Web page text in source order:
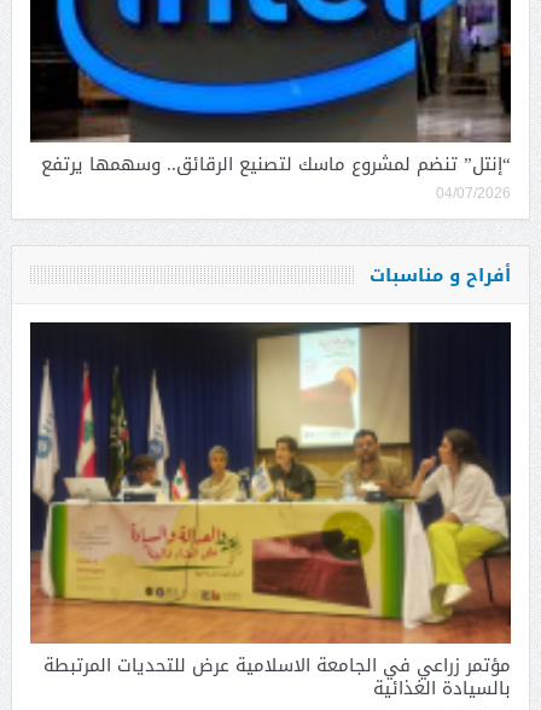
“إنتل” تنضم لمشروع ماسك لتصنيع الرقائق.. وسهمها يرتفع
04/07/2026
أفراح و مناسبات
مؤتمر زراعي في الجامعة الاسلامية عرض للتحديات المرتبطة
بالسيادة الغذائية